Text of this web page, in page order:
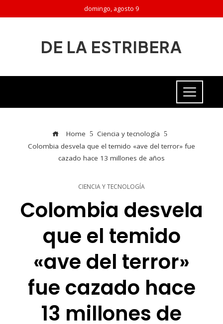
domingo, agosto 9
DE LA ESTRIBERA
Home
Ciencia y tecnología
Colombia desvela que el temido «ave del terror» fue
cazado hace 13 millones de años
CIENCIA Y TECNOLOGÍA
Colombia desvela
que el temido
«ave del terror»
fue cazado hace
13 millones de